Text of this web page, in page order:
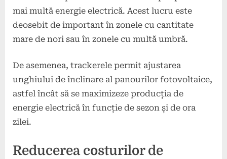
mai multă energie electrică. Acest lucru este
deosebit de important în zonele cu cantitate
mare de nori sau în zonele cu multă umbră.
De asemenea, trackerele permit ajustarea
unghiului de înclinare al panourilor fotovoltaice,
astfel încât să se maximizeze producția de
energie electrică în funcție de sezon și de ora
zilei.
Reducerea costurilor de